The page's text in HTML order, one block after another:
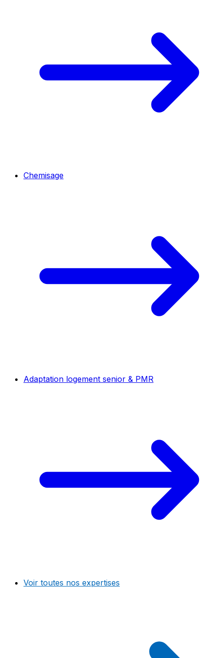
Chemisage
Adaptation logement senior & PMR
Voir toutes nos expertises